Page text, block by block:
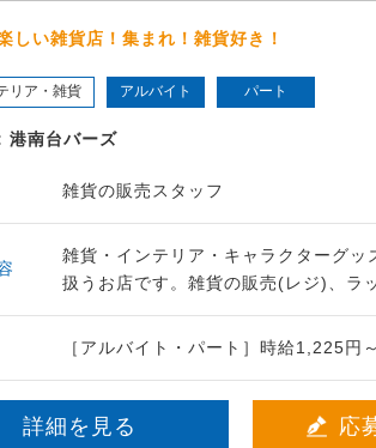
しい雑貨店！集まれ！雑貨好き！
リア・雑貨 アルバイト パート
港南台バーズ
雑貨の販売スタッフ
雑貨・インテリア・キャラクターグッ
扱うお店です。雑貨の販売(レジ)、ラ
［アルバイト・パート］時給1,225円～
詳細を見る 応